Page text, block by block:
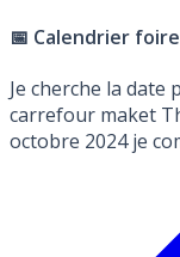
📅 Calendrier
Je cherche la
carrefour maket
octobre 2024 je